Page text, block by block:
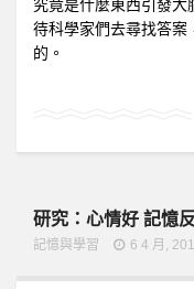
究竟是什麼東西引發
待科學家們去尋找答案
的。
研究：心情好 記憶
記憶與學習 6 4 月,